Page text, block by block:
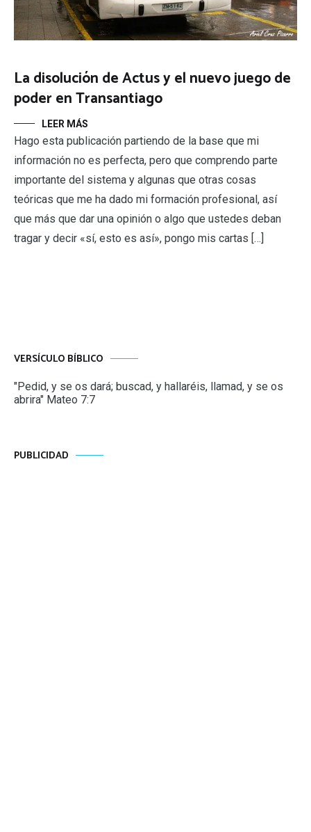
La disolución de Actus y el nuevo juego de
poder en Transantiago
LEER MÁS
Hago esta publicación partiendo de la base que mi
información no es perfecta, pero que comprendo parte
importante del sistema y algunas que otras cosas
teóricas que me ha dado mi formación profesional, así
que más que dar una opinión o algo que ustedes deban
tragar y decir «sí, esto es así», pongo mis cartas […]
VERSÍCULO BÍBLICO
"Pedid, y se os dará; buscad, y hallaréis, llamad, y se os
abrira" Mateo 7:7
PUBLICIDAD